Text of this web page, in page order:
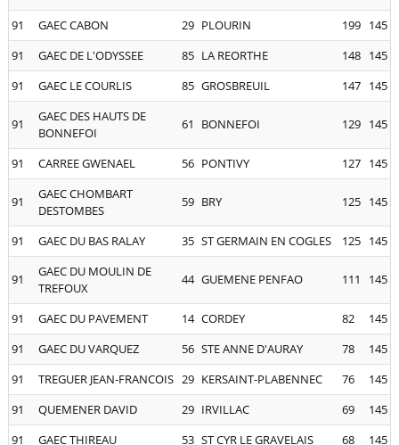
91
GAEC CABON 29 PLOURIN 199 145
91
GAEC DE L'ODYSSEE 85 LA REORTHE 148 145
91
GAEC LE COURLIS 85 GROSBREUIL 147 145
91
GAEC DES HAUTS DE
BONNEFOI
61 BONNEFOI 129 145
91 CARREE GWENAEL 56 PONTIVY 127 145
91
GAEC CHOMBART
DESTOMBES
59 BRY 125 145
91 GAEC DU BAS RALAY 35 ST GERMAIN EN COGLES 125 145
91
GAEC DU MOULIN DE
TREFOUX
44 GUEMENE PENFAO 111 145
91 GAEC DU PAVEMENT 14 CORDEY 82
145
91
GAEC DU VARQUEZ 56 STE ANNE D'AURAY 78
145
91
TREGUER JEAN-FRANCOIS 29 KERSAINT-PLABENNEC 76
145
91
QUEMENER DAVID 29 IRVILLAC 69
145
91
GAEC THIREAU 53 ST CYR LE GRAVELAIS 68
145